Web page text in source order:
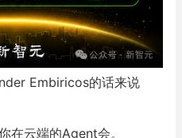
Embiricos的话来说
在云端的Agent会。